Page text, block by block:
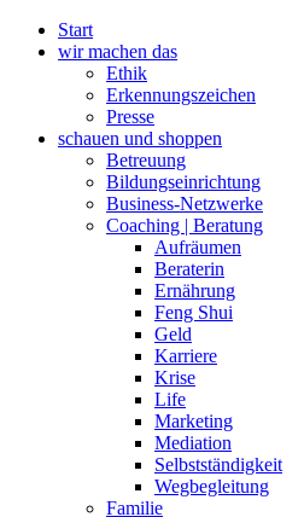
Zum
Inhalt
Start
wir machen das
Ethik
Erkennungszeichen
Presse
schauen und shoppen
Betreuung
Bildungseinrichtung
Business-Netzwerke
Coaching | Beratung
Aufräumen
Beraterin
Ernährung
Feng Shui
Geld
Karriere
Krise
Life
Marketing
Mediation
Selbstständigkeit
Wegbegleitung
Familie